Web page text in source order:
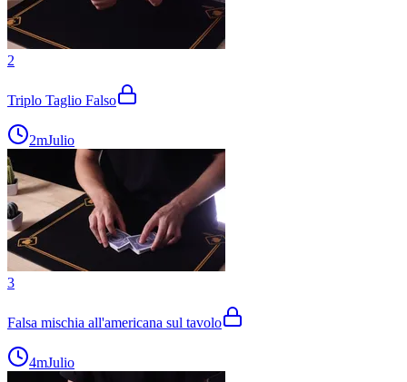
2
Triplo Taglio Falso
2mJulio
3
Falsa mischia all'americana sul tavolo
4mJulio